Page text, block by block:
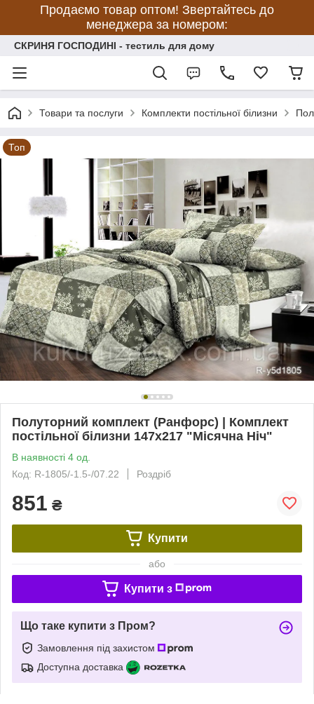
Продаємо товар оптом! Звертайтесь до
менеджера за номером:
СКРИНЯ ГОСПОДИНІ - тестиль для дому
Товари та послуги Комплекти постільної білизни
Топ
Полуторний комплект (Ранфорс) | Комплект
постільної білизни 147х217 "Місячна Ніч"
В наявності 4 од.
Код: R-1805/-1.5-/07.22
Роздріб
851 ₴
Купити
або
Купити з
Що таке купити з Пром?
Замовлення під захистом
Доступна доставка